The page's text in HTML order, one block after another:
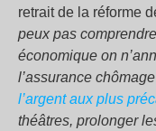
retrait de la réforme
peux pas
économique on
l’assurance
l’argent aux plus
théâtres, prolonger